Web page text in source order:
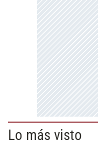
Lo más visto